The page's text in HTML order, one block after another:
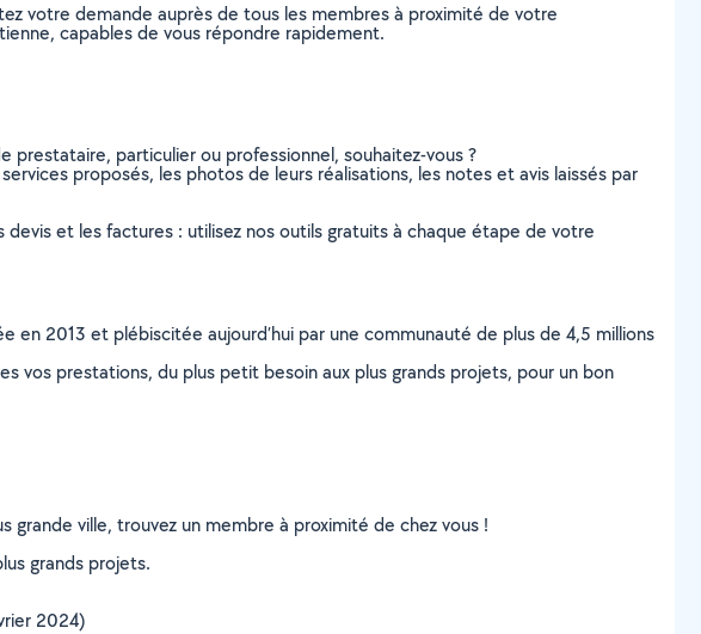
votre demande auprès de tous les membres à proximité de votre
capables de vous répondre rapidement.
prestataire, particulier ou professionnel, souhaitez-vous ?
proposés, les photos de leurs réalisations, les notes et avis laissés par
et les factures : utilisez nos outils gratuits à chaque étape de votre
2013 et plébiscitée aujourd’hui par une communauté de plus de 4,5 millions
vos prestations, du plus petit besoin aux plus grands projets, pour un bon
ville, trouvez un membre à proximité de chez vous !
grands projets.
2024)